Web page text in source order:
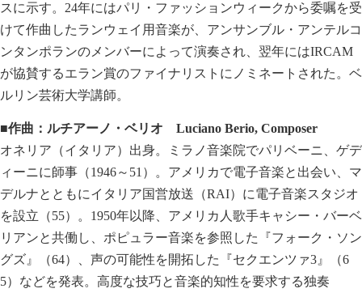
スに示す。24年にはパリ・ファッションウィークから委嘱を受
けて作曲したランウェイ用音楽が、アンサンブル・アンテルコ
ンタンポランのメンバーによって演奏され、翌年にはIRCAM
が協賛するエラン賞のファイナリストにノミネートされた。ベ
ルリン芸術大学講師。
■作曲： ルチアーノ・ベリオ Luciano Berio, Composer
オネリア（イタリア）出身。ミラノ音楽院でパリベーニ、ゲデ
ィーニに師事（1946～51）。アメリカで電子音楽と出会い、マ
デルナとともにイタリア国営放送（RAI）に電子音楽スタジオ
を設立（55）。1950年以降、アメリカ人歌手キャシー・バーベ
リアンと共働し、ポピュラー音楽を参照した『フォーク・ソン
グズ』（64）、声の可能性を開拓した『セクエンツァ3』（6
5）などを発表。高度な技巧と音楽的知性を要求する独奏